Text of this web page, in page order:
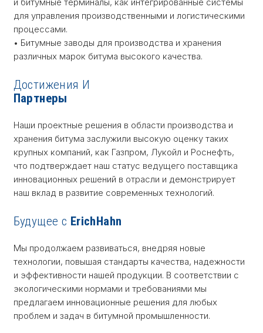
для управления производственными и логистическими
процессами.
• Битумные заводы для производства и хранения
различных марок битума высокого качества.
Достижения И
Партнеры
Наши проектные решения в области производства и
хранения битума заслужили высокую оценку таких
крупных компаний, как Газпром, Лукойл и Роснефть,
что подтверждает наш статус ведущего поставщика
инновационных решений в отрасли и демонстрирует
наш вклад в развитие современных технологий.
Будущее с ErichHahn
Мы продолжаем развиваться, внедряя новые
технологии, повышая стандарты качества, надежности
и эффективности нашей продукции. В соответствии с
экологическими нормами и требованиями мы
предлагаем инновационные решения для любых
проблем и задач в битумной промышленности.